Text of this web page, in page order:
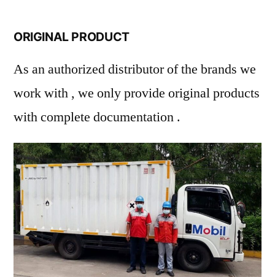
ORIGINAL PRODUCT
As an authorized distributor of the brands we
work with , we only provide original products
with complete documentation .